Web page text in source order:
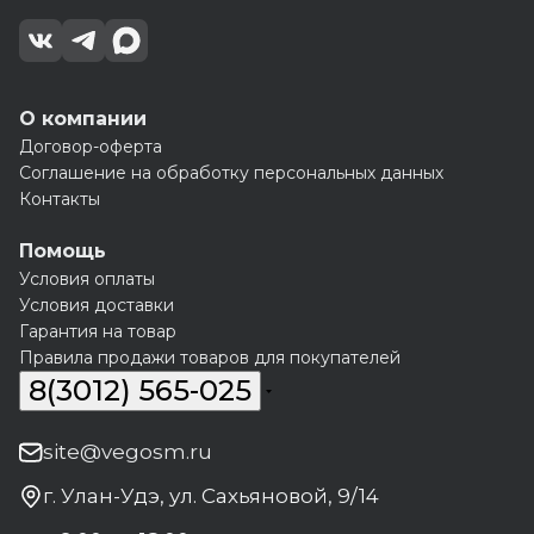
О компании
Договор-оферта
Соглашение на обработку персональных данных
Контакты
Помощь
Условия оплаты
Условия доставки
Гарантия на товар
Правила продажи товаров для покупателей
8(3012) 565-025
site@vegosm.ru
г. Улан-Удэ, ул. Сахьяновой, 9/14